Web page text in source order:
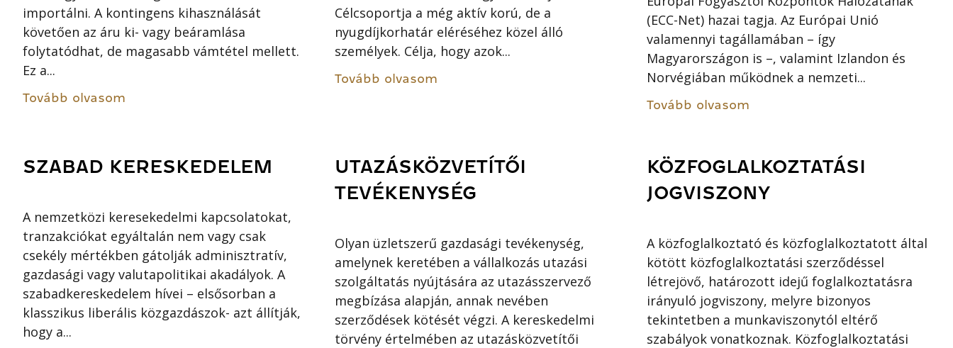
importálni. A kontingens kihasználását
követően az áru ki- vagy beáramlása
folytatódhat, de magasabb vámtétel mellett.
Ez a...
Tovább olvasom
Célcsoportja a még aktív korú, de a
nyugdíjkorhatár eléréséhez közel álló
személyek. Célja, hogy azok...
Tovább olvasom
(ECC-Net) hazai tagja. Az Európai Unió
valamennyi tagállamában – így
Magyarországon is –, valamint Izlandon és
Norvégiában működnek a nemzeti...
Tovább olvasom
SZABAD KERESKEDELEM
A nemzetközi keresekedelmi kapcsolatokat,
tranzakciókat egyáltalán nem vagy csak
csekély mértékben gátolják adminisztratív,
gazdasági vagy valutapolitikai akadályok. A
szabadkereskedelem hívei – elsősorban a
klasszikus liberális közgazdászok- azt állítják,
hogy a...
UTAZÁSKÖZVETÍTŐI
TEVÉKENYSÉG
Olyan üzletszerű gazdasági tevékenység,
amelynek keretében a vállalkozás utazási
szolgáltatás nyújtására az utazásszervező
megbízása alapján, annak nevében
szerződések kötését végzi. A kereskedelmi
törvény értelmében az utazásközvetítői
KÖZFOGLALKOZTATÁSI
JOGVISZONY
A közfoglalkoztató és közfoglalkoztatott által
kötött közfoglalkoztatási szerződéssel
létrejövő, határozott idejű foglalkoztatásra
irányuló jogviszony, melyre bizonyos
tekintetben a munkaviszonytól eltérő
szabályok vonatkoznak. Közfoglalkoztatási